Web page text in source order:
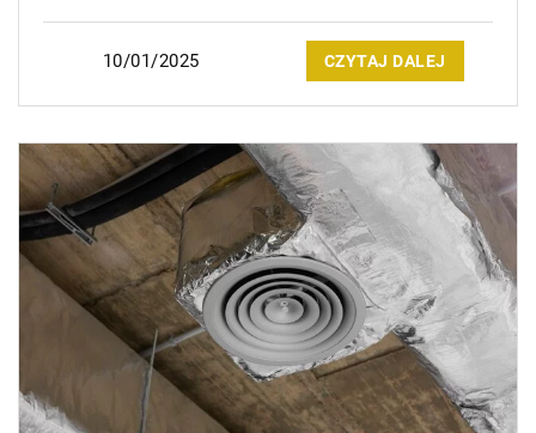
10/01/2025 CZYTAJ DALEJ